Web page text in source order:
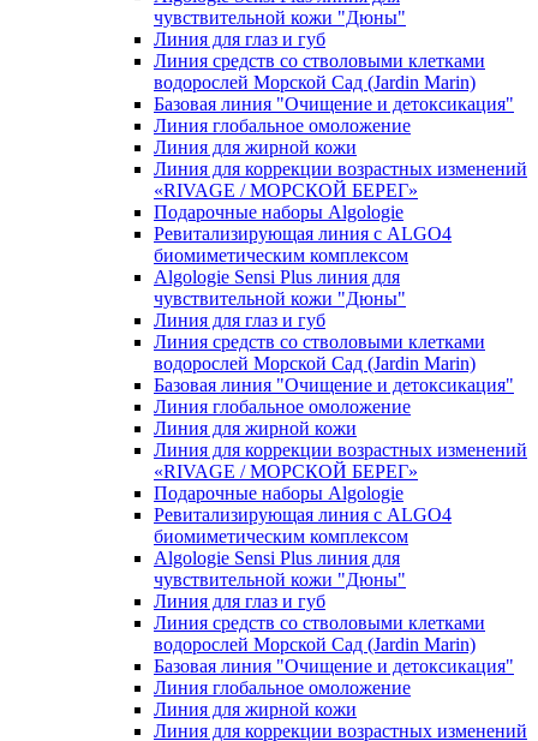
чувcтвительной кожи "Дюны"
Линия для глаз и губ
Линия средств со стволовыми клетками
водорослей Морской Сад (Jardin Marin)
Базовая линия "Очищение и детоксикация"
Линия глобальное омоложение
Линия для жирной кожи
Линия для коррекции возрастных изменений
«RIVAGE / МОРСКОЙ БЕРЕГ»
Подарочные наборы Algologie
Ревитализирующая линия с ALGO4
биомиметическим комплексом
Algologie Sensi Plus линия для
чувcтвительной кожи "Дюны"
Линия для глаз и губ
Линия средств со стволовыми клетками
водорослей Морской Сад (Jardin Marin)
Базовая линия "Очищение и детоксикация"
Линия глобальное омоложение
Линия для жирной кожи
Линия для коррекции возрастных изменений
«RIVAGE / МОРСКОЙ БЕРЕГ»
Подарочные наборы Algologie
Ревитализирующая линия с ALGO4
биомиметическим комплексом
Algologie Sensi Plus линия для
чувcтвительной кожи "Дюны"
Линия для глаз и губ
Линия средств со стволовыми клетками
водорослей Морской Сад (Jardin Marin)
Базовая линия "Очищение и детоксикация"
Линия глобальное омоложение
Линия для жирной кожи
Линия для коррекции возрастных изменений